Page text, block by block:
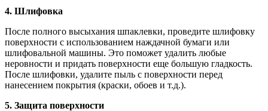
4. Шлифовка
После полного высыхания шпаклевки, проведите шлифовку
поверхности с использованием наждачной бумаги или
шлифовальной машины. Это поможет удалить любые
неровности и придать поверхности еще большую гладкость.
После шлифовки, удалите пыль с поверхности перед
нанесением покрытия (краски, обоев и т.д.).
5. Защита поверхности